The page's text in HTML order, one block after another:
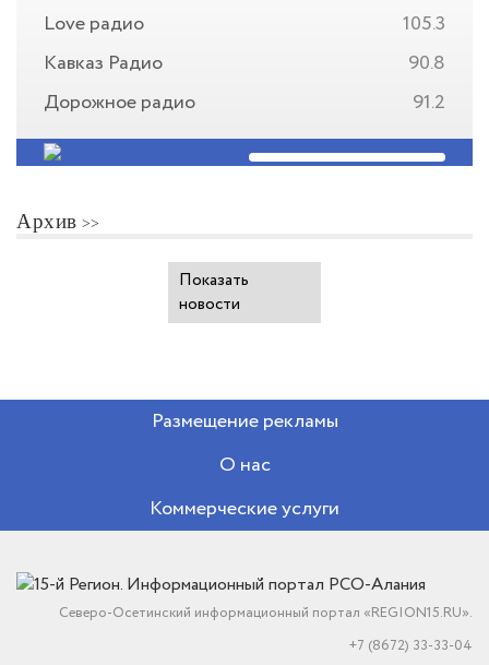
Love радио
105.3
Кавказ Радио
90.8
Дорожное радио
91.2
Архив
Показать
новости
Размещение рекламы
О нас
Коммерческие услуги
Северо-Осетинский информационный портал «REGION15.RU».
+7 (8672) 33-33-04